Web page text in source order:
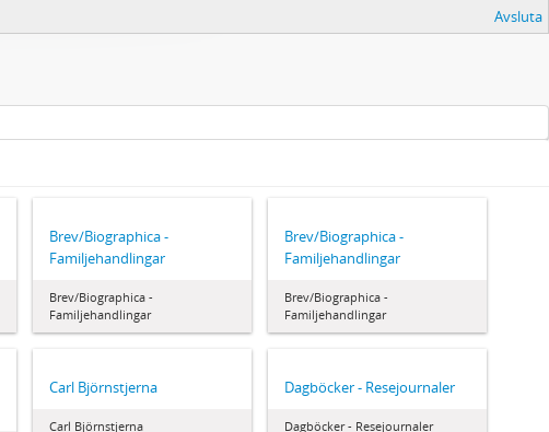
Avsluta
Brev/Biographica -
Familjehandlingar
Brev/Biographica -
Familjehandlingar
Brev/Biographica -
Familjehandlingar
Brev/Biographica -
Familjehandlingar
Carl Björnstjerna
Carl Björnstjerna
Dagböcker - Resejournaler
Dagböcker - Resejournaler